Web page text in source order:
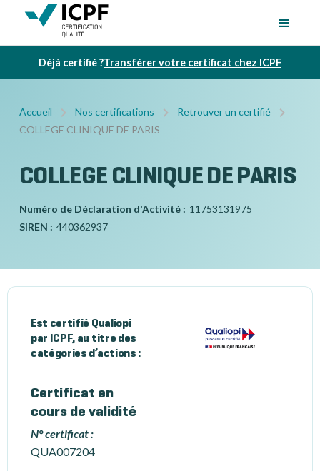
Déjà certifié ?Transférer votre certificat chez ICPF
Accueil Nos certifications
Retrouver un certifié
COLLEGE CLINIQUE DE PARIS
COLLEGE CLINIQUE DE PARIS
Numéro de Déclaration d'Activité : 11753131975
SIREN : 440362937
Est certifié Qualiopi
par ICPF, au titre des
catégories d’actions :
Certificat en
cours de validité
N° certificat :
QUA007204